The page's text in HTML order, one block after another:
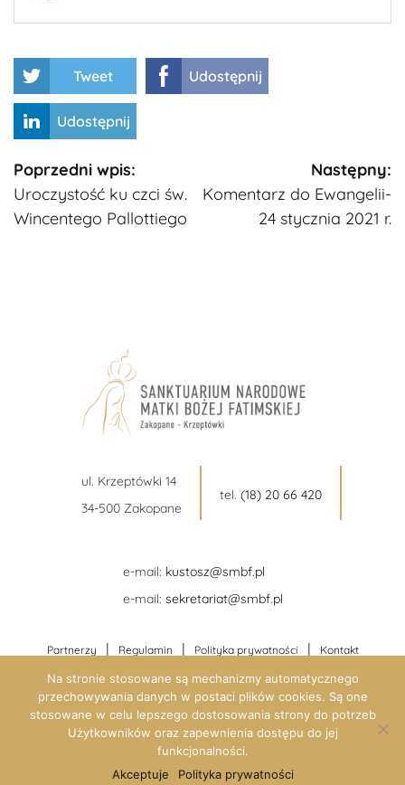
Tweet Udostępnij
Udostępnij
Kontynuuj
czytanie
Poprzedni wpis:
Uroczystość ku czci św.
Wincentego Pallottiego
Następny:
Komentarz do Ewangelii-
24 stycznia 2021 r.
ul. Krzeptówki 14
34-500 Zakopane
tel. (18) 20 66 420
e-mail: kustosz@smbf.pl
e-mail: sekretariat@smbf.pl
Partnerzy | Regulamin | Polityka prywatności | Kontakt
Na stronie stosowane są mechanizmy automatycznego
przechowywania danych w postaci plików cookies. Są one
stosowane w celu lepszego dostosowania strony do potrzeb
Użytkowników oraz zapewnienia dostępu do jej
funkcjonalności.
Akceptuje
Polityka prywatności